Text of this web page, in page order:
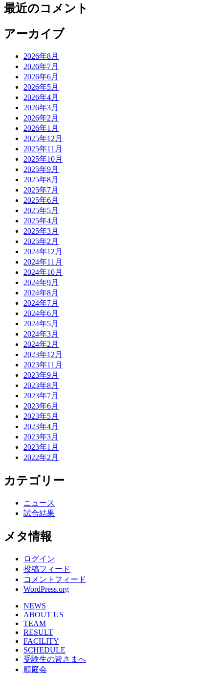
最近のコメント
アーカイブ
2026年8月
2026年7月
2026年6月
2026年5月
2026年4月
2026年3月
2026年2月
2026年1月
2025年12月
2025年11月
2025年10月
2025年9月
2025年8月
2025年7月
2025年6月
2025年5月
2025年4月
2025年3月
2025年2月
2024年12月
2024年11月
2024年10月
2024年9月
2024年8月
2024年7月
2024年6月
2024年5月
2024年3月
2024年2月
2023年12月
2023年11月
2023年9月
2023年8月
2023年7月
2023年6月
2023年5月
2023年4月
2023年3月
2023年1月
2022年2月
カテゴリー
ニュース
試合結果
メタ情報
ログイン
投稿フィード
コメントフィード
WordPress.org
NEWS
ABOUT US
TEAM
RESULT
FACILITY
SCHEDULE
受験生の皆さまへ
順庭会